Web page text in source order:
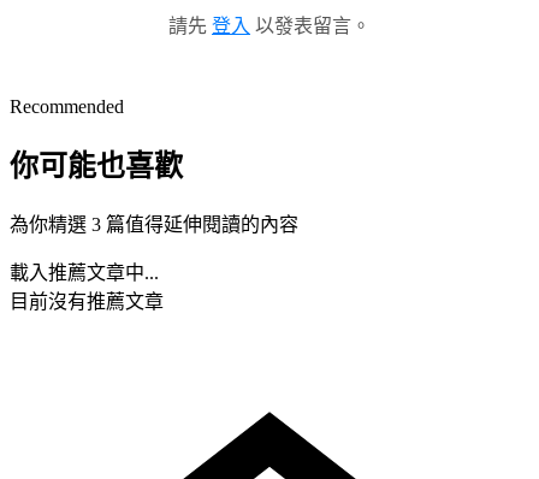
請先 登入 以發表留言。
Recommended
你可能也喜歡
為你精選 3 篇值得延伸閱讀的內容
載入推薦文章中...
目前沒有推薦文章